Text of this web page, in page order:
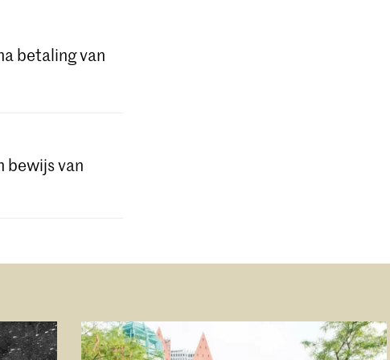
Application.
betaling van
bewijs van